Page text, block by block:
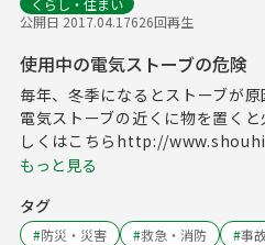
くらし・住まい
公開日 2017.04.17626回再生
使用中の電気ストーブの危険
毎年、冬季になるとストーブが原
電気ストーブの近くに物を置く
しくはこちらhttp://
もっと見る
タグ
#防災・災害 #救急・消防 #事